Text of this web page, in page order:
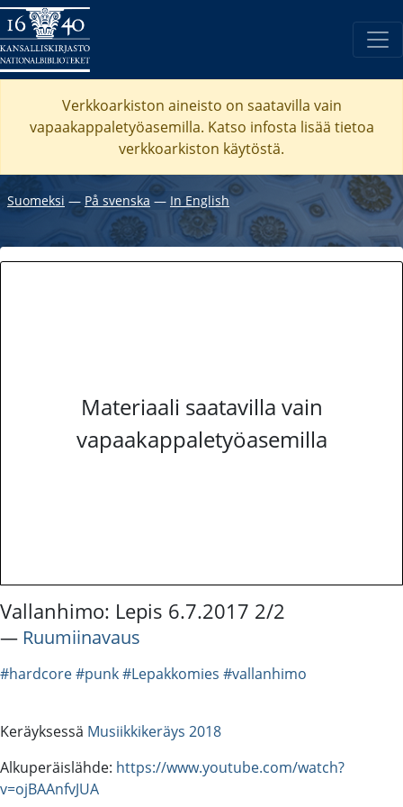
Verkkoarkiston aineisto on saatavilla vain
vapaakappaletyöasemilla. Katso infosta lisää tietoa
verkkoarkiston käytöstä.
Suomeksi ― På svenska― In English
Materiaali saatavilla vain
vapaakappaletyöasemilla
Vallanhimo: Lepis 6.7.2017 2/2
― Ruumiinavaus
#hardcore#punk#Lepakkomies #vallanhimo
Keräyksessä Musiikkikeräys 2018
Alkuperäislähde: https://www.youtube.com/watch?
v=ojBAAnfvJUA